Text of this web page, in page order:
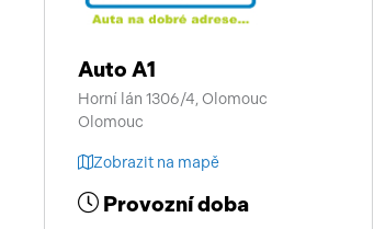
Auto A1
Horní lán 1306/4, Olomouc
Olomouc
Zobrazit na mapě
Provozní doba